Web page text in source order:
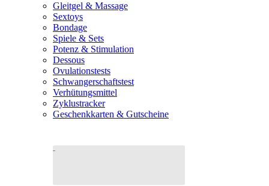
Gleitgel & Massage
Sextoys
Bondage
Spiele & Sets
Potenz & Stimulation
Dessous
Ovulationstests
Schwangerschaftstest
Verhütungsmittel
Zyklustracker
Geschenkkarten & Gutscheine